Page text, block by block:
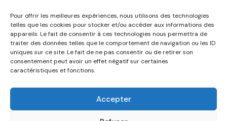
Pour offrir les meilleures expériences, nous utilisons des technologies
telles que les cookies pour stocker et/ou accéder aux informations des
appareils. Le fait de consentir à ces technologies nous permettra de
traiter des données telles que le comportement de navigation ou les ID
uniques sur ce site. Le fait de ne pas consentir ou de retirer son
consentement peut avoir un effet négatif sur certaines
caractéristiques et fonctions.
Accepter
Un audit d’éléments complémentairesau
sein des installationspar les équipes
de valider le niveau de certification OR